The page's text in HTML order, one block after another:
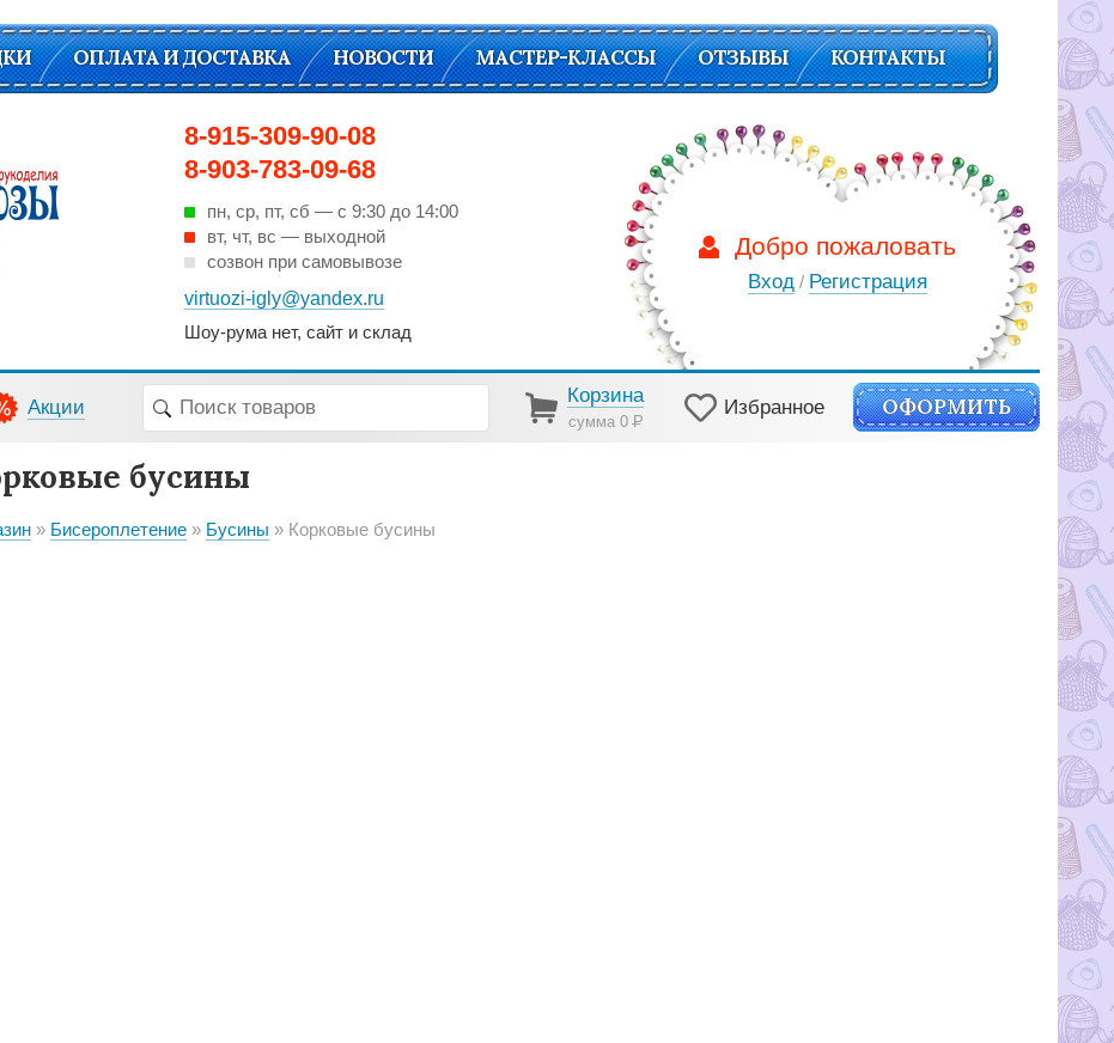
8-915-309-90-08
8-903-783-09-68
пн, ср, пт, cб — с 9:30 до 14:00
вт, чт, вс — выходной
созвон при самовывозе
virtuozi-igly@yandex.ru
Шоу-рума нет, сайт и склад
ОПЛАТА И ДОСТАВКА НОВОСТИ МАСТЕР-КЛАССЫ ОТЗЫВЫ КОНТАКТЫ
Добро пожаловать
Вход / Регистрация
Акции
Корзина
сумма 0Р
Избранное ОФОРМИТЬ
бусины
Бисероплетение Бусины Корковые бусины